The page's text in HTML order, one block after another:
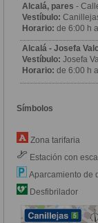
Alcalá, pares -
Vestíbulo:
Horario: de 6:00 h
Alcalá - Josefa
Vestíbulo: Josefa
Horario: de 6:00 h
Símbolos
Zona tarifaria
Estación con
Aparcamiento de
Desfibrilador